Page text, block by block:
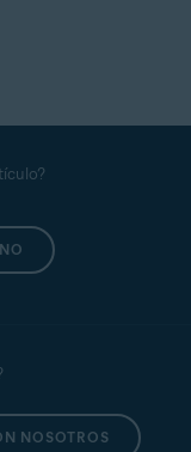
NO
NOSOTROS